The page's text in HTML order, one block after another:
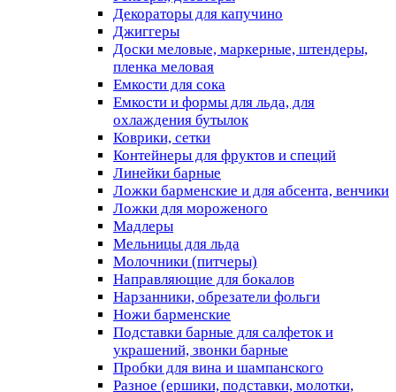
Декораторы для капучино
Джиггеры
Доски меловые, маркерные, штендеры,
пленка меловая
Емкости для сока
Емкости и формы для льда, для
охлаждения бутылок
Коврики, сетки
Контейнеры для фруктов и специй
Линейки барные
Ложки барменские и для абсента, венчики
Ложки для мороженого
Мадлеры
Мельницы для льда
Молочники (питчеры)
Направляющие для бокалов
Нарзанники, обрезатели фольги
Ножи барменские
Подставки барные для салфеток и
украшений, звонки барные
Пробки для вина и шампанского
Разное (ершики, подставки, молотки,